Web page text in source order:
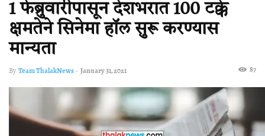
1 फेब्रुवारीपासून देशभरात 100 टक्के
क्षमतेने सिनेमा हॉल सुरू करण्यास
मान्यता
By Team ThalakNews- January 31, 2021 87